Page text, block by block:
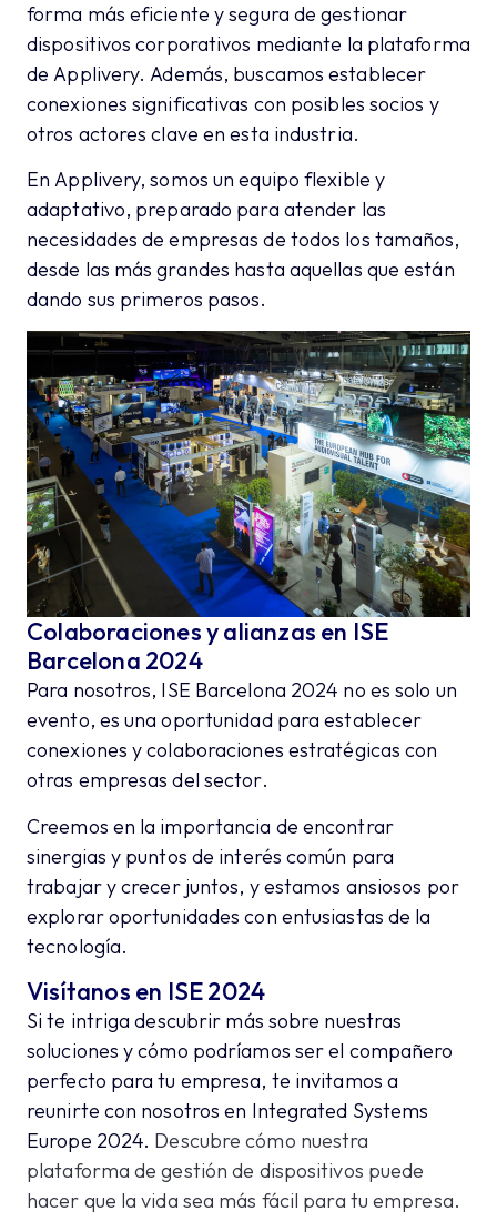
forma más eficiente y segura de gestionar
dispositivos corporativos mediante la plataforma
de Applivery. Además, buscamos establecer
conexiones significativas con posibles socios y
otros actores clave en esta industria.
En Applivery, somos un equipo flexible y
adaptativo, preparado para atender las
necesidades de empresas de todos los tamaños,
desde las más grandes hasta aquellas que están
dando sus primeros pasos.
Colaboraciones y alianzas en ISE
Barcelona 2024
Para nosotros, ISE Barcelona 2024 no es solo un
evento, es una oportunidad para establecer
conexiones y colaboraciones estratégicas con
otras empresas del sector.
Creemos en la importancia de encontrar
sinergias y puntos de interés común para
trabajar y crecer juntos, y estamos ansiosos por
explorar oportunidades con entusiastas de la
tecnología.
Visítanos en ISE 2024
Si te intriga descubrir más sobre nuestras
soluciones y cómo podríamos ser el compañero
perfecto para tu empresa, te invitamos a
reunirte con nosotros en Integrated Systems
Europe 2024. Descubre cómo nuestra
plataforma de gestión de dispositivos puede
hacer que la vida sea más fácil para tu empresa.